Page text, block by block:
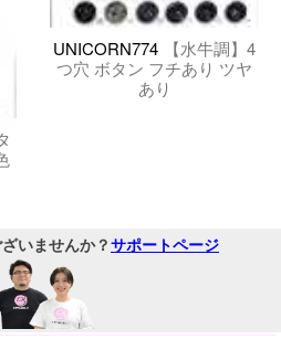
UNICORN774
【水牛調】4
つ穴 ボタン フチあり ツヤ
あり
いませんか？サポートページ